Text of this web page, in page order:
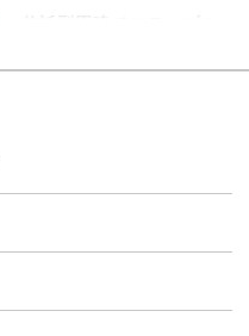
信託型円建てステーブル